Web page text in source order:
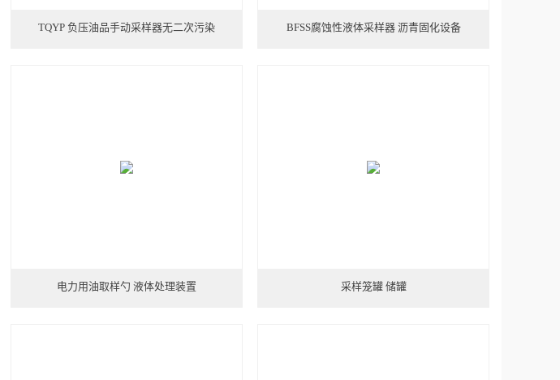
TQYP 负压油品手动采样器无二次污染 BFSS腐蚀性液体采样器 沥青固化设备
电力用油取样勺 液体处理装置 采样笼罐 储罐